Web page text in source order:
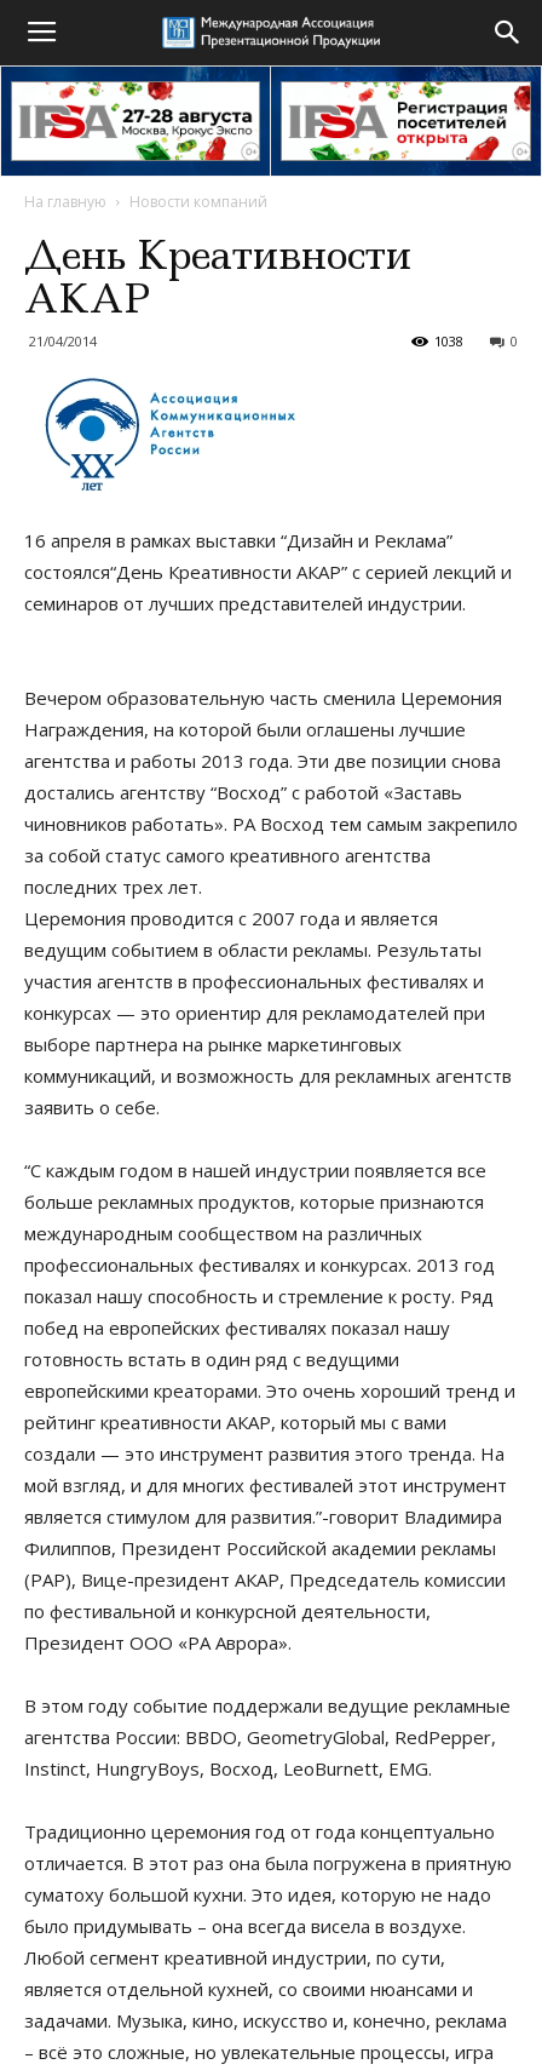
На главную Новости компаний
День Креативности
АКАР
21/04/2014 0
1038
16 апреля в рамках выставки “Дизайн и Реклама”
состоялся“День Креативности АКАР” с серией лекций и
семинаров от лучших представителей индустрии.
Вечером образовательную часть сменила Церемония
Награждения, на которой были оглашены лучшие
агентства и работы 2013 года. Эти две позиции снова
достались агентству “Восход” с работой «Заставь
чиновников работать». РА Восход тем самым закрепило
за собой статус самого креативного агентства
последних трех лет.
Церемония проводится с 2007 года и является
ведущим событием в области рекламы. Результаты
участия агентств в профессиональных фестивалях и
конкурсах — это ориентир для рекламодателей при
выборе партнера на рынке маркетинговых
коммуникаций, и возможность для рекламных агентств
заявить о себе.
“С каждым годом в нашей индустрии появляется все
больше рекламных продуктов, которые признаются
международным сообществом на различных
профессиональных фестивалях и конкурсах. 2013 год
показал нашу способность и стремление к росту. Ряд
побед на европейских фестивалях показал нашу
готовность встать в один ряд с ведущими
европейскими креаторами. Это очень хороший тренд и
рейтинг креативности АКАР, который мы с вами
создали — это инструмент развития этого тренда. На
мой взгляд, и для многих фестивалей этот инструмент
является стимулом для развития.”-говорит Владимира
Филиппов, Президент Российской академии рекламы
(РАР), Вице-президент АКАР, Председатель комиссии
по фестивальной и конкурсной деятельности,
Президент ООО «РА Аврора».
В этом году событие поддержали ведущие рекламные
агентства России: BBDO, GeometryGlobal, RedPepper,
Instinct, HungryBoys, Восход, LeoBurnett, EMG.
Традиционно церемония год от года концептуально
отличается. В этот раз она была погружена в приятную
суматоху большой кухни. Это идея, которую не надо
было придумывать – она всегда висела в воздухе.
Любой сегмент креативной индустрии, по сути,
является отдельной кухней, со своими нюансами и
задачами. Музыка, кино, искусство и, конечно, реклама
– всё это сложные, но увлекательные процессы, игра